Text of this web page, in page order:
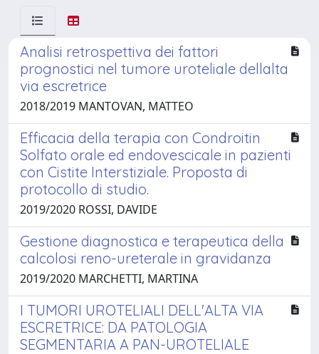
Analisi retrospettiva dei fattori
prognostici nel tumore uroteliale dellalta
via escretrice
2018/2019 MANTOVAN, MATTEO
Efficacia della terapia con Condroitin
Solfato orale ed endovescicale in pazienti
con Cistite Interstiziale. Proposta di
protocollo di studio.
2019/2020 ROSSI, DAVIDE
Gestione diagnostica e terapeutica della
calcolosi reno-ureterale in gravidanza
2019/2020 MARCHETTI, MARTINA
I TUMORI UROTELIALI DELL'ALTA VIA
ESCRETRICE: DA PATOLOGIA
SEGMENTARIA A PAN-UROTELIALE